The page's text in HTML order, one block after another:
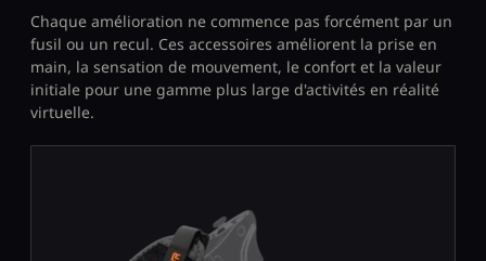
Chaque amélioration ne commence pas forcément par un
fusil ou un recul. Ces accessoires améliorent la prise en
main, la sensation de mouvement, le confort et la valeur
initiale pour une gamme plus large d'activités en réalité
virtuelle.